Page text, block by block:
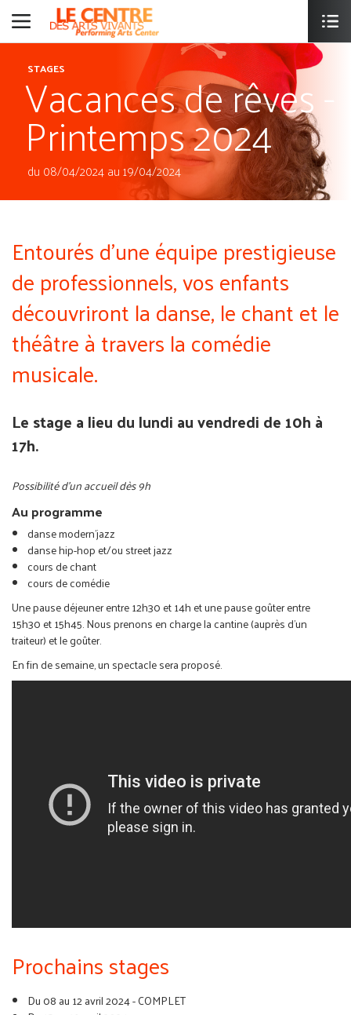
STAGES
Vacances de rêves -
Printemps 2024
du 08/04/2024 au 19/04/2024
Entourés d'une équipe prestigieuse
de professionnels, vos enfants
découvriront la danse, le chant et le
théâtre à travers la comédie
musicale.
Le stage a lieu du lundi au vendredi de 10h à
17h.
Possibilité d'un accueil dès 9h
Au programme
danse modern'jazz
danse hip-hop et/ou street jazz
cours de chant
cours de comédie
Une pause déjeuner entre 12h30 et 14h et une pause goûter entre
15h30 et 15h45. Nous prenons en charge la cantine (auprès d'un
traiteur) et le goûter.
En fin de semaine, un spectacle sera proposé.
Prochains stages
Du 08 au 12 avril 2024 - COMPLET